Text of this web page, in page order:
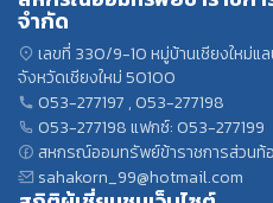
จำกัด
เลขที่ 330/9-10 หมู่บ้านเชียงใหม่แ
จังหวัดเชียงใหม่ 50100
053-277197 ,053-277198
053-277198แฟกซ์: 053-277199
สหกรณ์ออมทรัพย์ข้าราชการส่วนท้
sahakorn_99@hotmail.com